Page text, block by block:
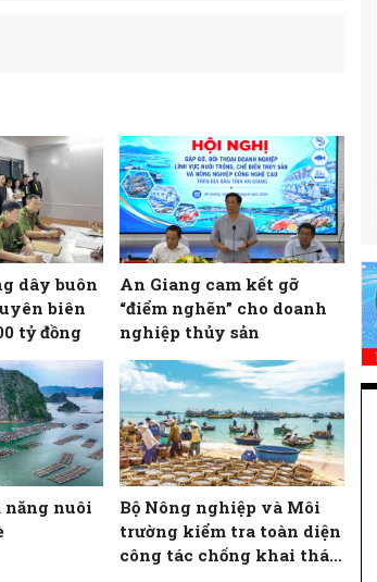
dây buôn
biên
tỷ đồng
An Giang cam kết gỡ
“điểm nghẽn” cho doanh
nghiệp thủy sản
nuôi
Bộ Nông nghiệp và Môi
trường kiểm tra toàn diện
công tác chống khai thác